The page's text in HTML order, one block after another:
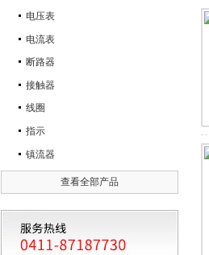
电压表
电流表
断路器
接触器
线圈
指示
镇流器
查看全部产品